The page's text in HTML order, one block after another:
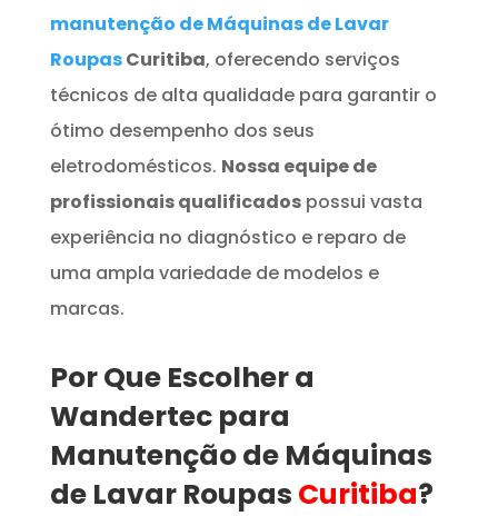
manutenção de Máquinas de Lavar
RoupasCuritiba, oferecendo serviços
técnicos de alta qualidade para garantir o
ótimo desempenho dos seus
eletrodomésticos. Nossa equipe de
profissionais qualificadospossui vasta
experiência no diagnóstico e reparo de
uma ampla variedade de modelos e
marcas.
Por Que Escolher a
Wandertec para
Manutenção de Máquinas
de Lavar Roupas Curitiba?